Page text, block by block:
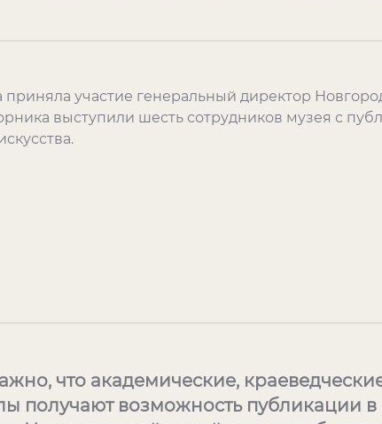
участие генеральный директор
выступили шесть сотрудников музея с
что академические,
получают возможность публикации